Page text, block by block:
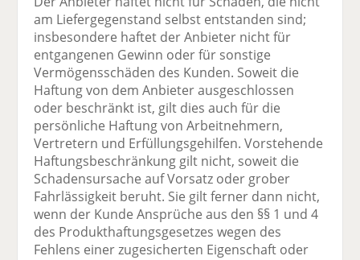
am Liefergegenstand selbst entstanden sind;
insbesondere haftet der Anbieter nicht für
entgangenen Gewinn oder für sonstige
Vermögensschäden des Kunden. Soweit die
Haftung von dem Anbieter ausgeschlossen
oder beschränkt ist, gilt dies auch für die
persönliche Haftung von Arbeitnehmern,
Vertretern und Erfüllungsgehilfen. Vorstehende
Haftungsbeschränkung gilt nicht, soweit die
Schadensursache auf Vorsatz oder grober
Fahrlässigkeit beruht. Sie gilt ferner dann nicht,
wenn der Kunde Ansprüche aus den §§ 1 und 4
des Produkthaftungsgesetzes wegen des
Fehlens einer zugesicherten Eigenschaft oder